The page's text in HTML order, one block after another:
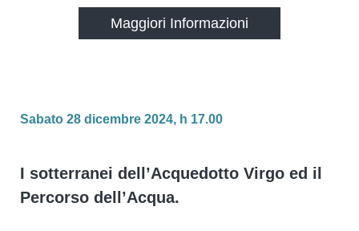
Maggiori Informazioni
Sabato 28 dicembre 2024, h 17.00
I sotterranei dell’Acquedotto Virgo ed il
Percorso dell’Acqua.